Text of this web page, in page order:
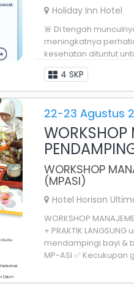
Holiday Inn Hotel
🚨 Di tengah
meningkatnya
kesehatan dituntut
sangat cepat. Mulai
4 SKP
22-23 Agustus
WORKSHOP
WORKSHOP
(MPASI)
Hotel Horison
WORKSHOP
+ PRAKTIK
mendampingi bayi &
MP-ASI ✅ Kecukupan